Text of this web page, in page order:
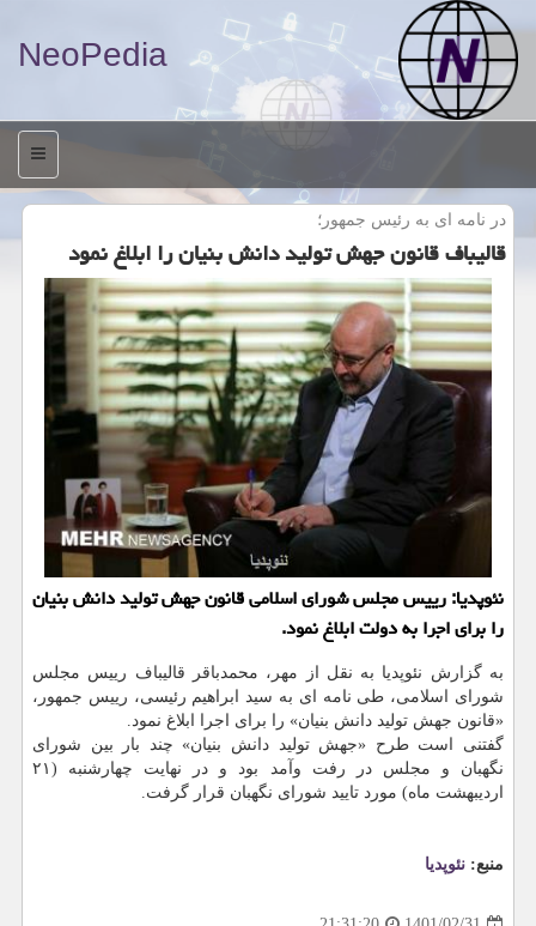
NeoPedia
منو
در نامه ای به رئیس جمهور؛
قالیباف قانون جهش تولید دانش بنیان را ابلاغ نمود
نئوپدیا: رییس مجلس شورای اسلامی قانون جهش تولید دانش بنیان
را برای اجرا به دولت ابلاغ نمود.
به گزارش نئوپدیا به نقل از مهر، محمدباقر قالیباف رییس مجلس
شورای اسلامی، طی نامه ای به سید ابراهیم رئیسی، رییس جمهور،
«قانون جهش تولید دانش بنیان» را برای اجرا ابلاغ نمود.
گفتنی است طرح «جهش تولید دانش بنیان» چند بار بین شورای
نگهبان و مجلس در رفت وآمد بود و در نهایت چهارشنبه (۲۱
اردیبهشت ماه) مورد تایید شورای نگهبان قرار گرفت.
منبع: نئوپدیا